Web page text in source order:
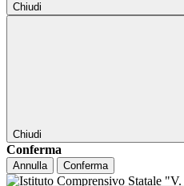
Chiudi
Chiudi
Conferma
Annulla Conferma